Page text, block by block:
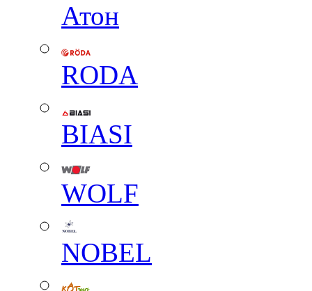
Атон
RODA
BIASI
WOLF
NOBEL